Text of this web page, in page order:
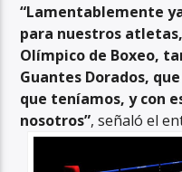
“Lamentablemente
para nuestros
Olímpico de Boxeo,
Guantes Dorados,
que teníamos, y con
nosotros”, señaló el